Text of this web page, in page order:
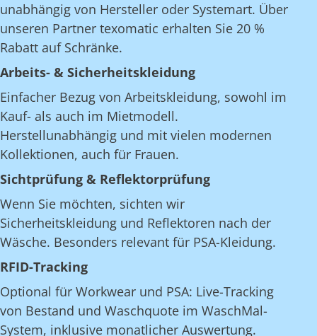
unabhängig von Hersteller oder Systemart. Über
unseren Partner texomatic erhalten Sie 20 %
Rabatt auf Schränke.
Arbeits- & Sicherheitskleidung
Einfacher Bezug von Arbeitskleidung, sowohl im
Kauf- als auch im Mietmodell.
Herstellunabhängig und mit vielen modernen
Kollektionen, auch für Frauen.
Sichtprüfung & Reflektorprüfung
Wenn Sie möchten, sichten wir
Sicherheitskleidung und Reflektoren nach der
Wäsche. Besonders relevant für PSA-Kleidung.
RFID-Tracking
Optional für Workwear und PSA: Live-Tracking
von Bestand und Waschquote im WaschMal-
System, inklusive monatlicher Auswertung.